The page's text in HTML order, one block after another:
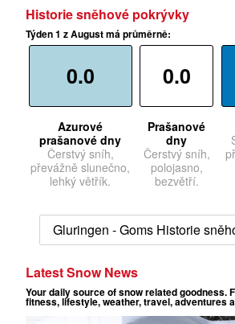
Historie sněhové pokrývky
Týden 1 z August má průměrně:
0.0
Azurové
prašanové dny
Čerstvý sníh,
převážně slunečno,
lehký větřík.
0.0
Prašanové
dny
Čerstvý sníh,
polojasno,
bezvětří.
Gluringen - Goms Historie